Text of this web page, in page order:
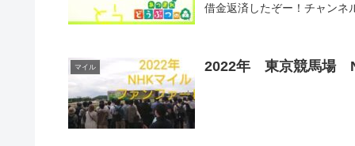
借金返済したぞー！チャンネ
マイル 2022年 東京競馬場